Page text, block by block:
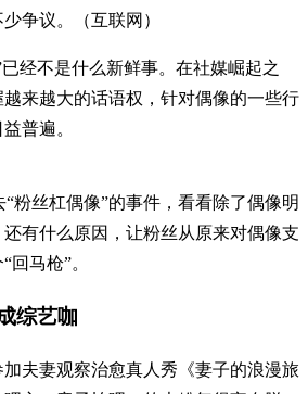
少争议。（互联网）
经不是什么新鲜事。在社媒崛起之
来越大的话语权，针对偶像的一些行
普遍。
“粉丝杠偶像”的事件，看看除了偶像明
有什么原因，让粉丝从原来对偶像支
回马枪”。
综艺咖
加夫妻观察治愈真人秀《妻子的浪漫旅